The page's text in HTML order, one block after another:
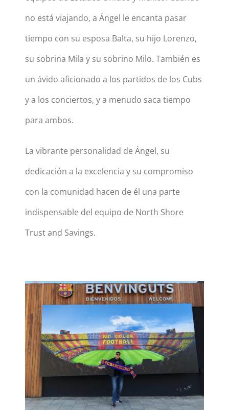
no está viajando, a Ángel le encanta pasar
tiempo con su esposa Balta, su hijo Lorenzo,
su sobrina Mila y su sobrino Milo. También es
un ávido aficionado a los partidos de los Cubs
y a los conciertos, y a menudo saca tiempo
para ambos.
La vibrante personalidad de Ángel, su
dedicación a la excelencia y su compromiso
con la comunidad hacen de él una parte
indispensable del equipo de North Shore
Trust and Savings.